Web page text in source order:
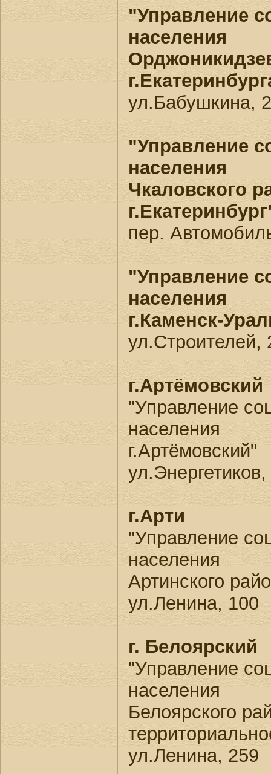
"Управление
населения
ул.Бабушкина,
"Управление
населения
Чкаловского
пер.
"Управление
населения
г.Каменск-
ул.Строителей,
г.Артёмовский
"Управление
населения
г.Артёмовский"
г.Арти
"Управление
населения
Артинского
ул.Ленина, 100
г. Белоярский
"Управление
населения
Белоярского
ул.Ленина, 259